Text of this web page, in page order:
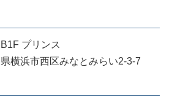
プリンス
横浜市西区みなとみらい2-3-7